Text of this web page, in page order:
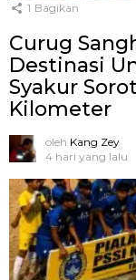
1 Bagikan
Curug
Destinasi
Syakur
Kilometer
oleh Kang Zey
4 hari yang lalu